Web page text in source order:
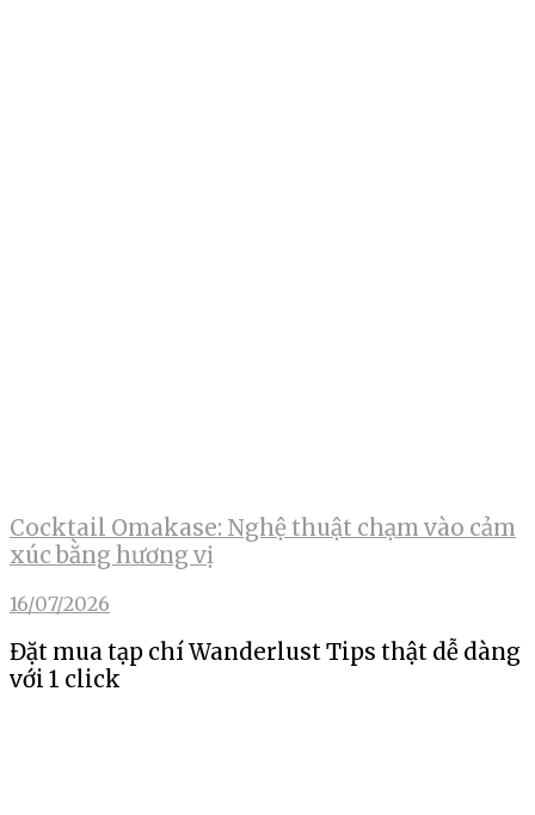
Cocktail Omakase: Nghệ thuật chạm vào cảm
xúc bằng hương vị
16/07/2026
Đặt mua tạp chí Wanderlust Tips thật dễ dàng
với 1 click